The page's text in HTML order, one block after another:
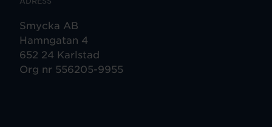
Smycka AB
Hamngatan 4
652 24 Karlstad
Org nr 556205-9955